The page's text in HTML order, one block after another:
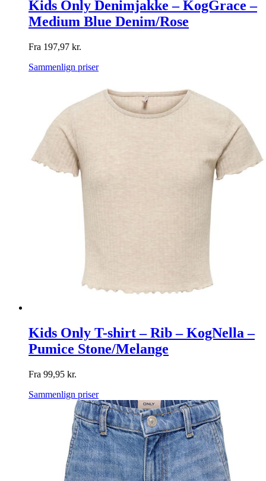
Kids Only Denimjakke – KogGrace –
Medium Blue Denim/Rose
Fra 197,97 kr.
Sammenlign priser
Kids Only T-shirt – Rib – KogNella –
Pumice Stone/Melange
Fra 99,95 kr.
Sammenlign priser